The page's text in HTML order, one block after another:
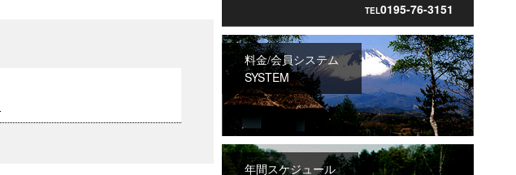
TEL0195-76-3151
料金/会員システム
SYSTEM
年間スケジュール